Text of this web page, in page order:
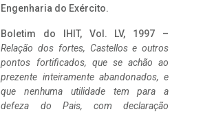
Engenharia do Exército.
Boletim do IHIT, Vol. LV, 1997 –
Relação dos fortes, Castellos e outros
pontos fortificados, que se achão ao
prezente inteiramente abandonados, e
que nenhuma utilidade tem para a
defeza do Pais, com declaração